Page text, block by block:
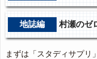
地誌編 村瀬のゼ
まずは「スタディサプリ